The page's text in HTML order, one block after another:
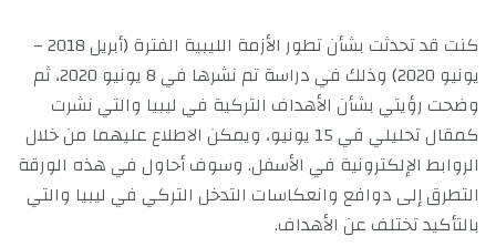
كنت قد تحدثت بشأن تطور الأزمة الليبية الفترة (أبريل 2018 –
يونيو 2020) وذلك في دراسة تم نشرها في 8 يونيو 2020، ثم
وضحت رؤيتي بشأن الأهداف التركية في ليبيا والتي نشرت
كمقال تحليلي في 15 يونيو، ويمكن الاطلاع عليهما من خلال
الروابط الإلكترونية في الأسفل. وسوف أحاول في هذه الورقة
التطرق إلى دوافع وانعكاسات التدخل التركي في ليبيا والتي
بالتأكيد تختلف عن الأهداف.